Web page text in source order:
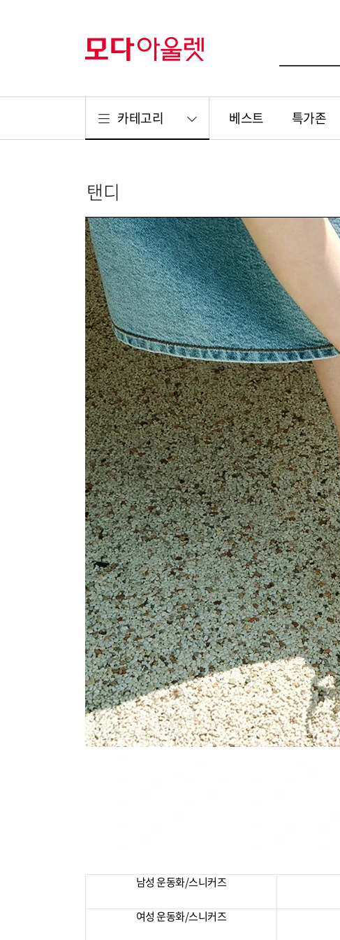
카테고리 베스트 특가존
탠디
남성 운동화/스니커즈
여성 운동화/스니커즈